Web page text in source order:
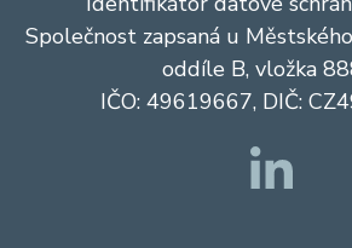
Společnost zapsaná u
oddíle B, vložka
IČO: 49619667, DIČ: